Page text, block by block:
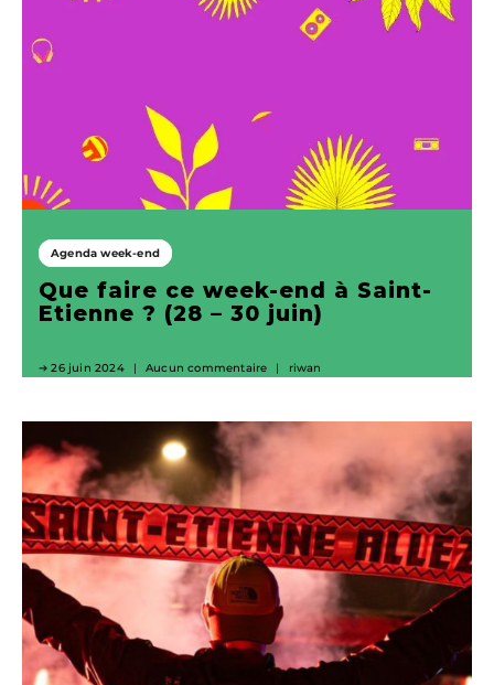
Agenda week-end
Que faire ce week-end à Saint-
Etienne ? (28 – 30 juin)
26 juin 2024 Aucun commentaire riwan